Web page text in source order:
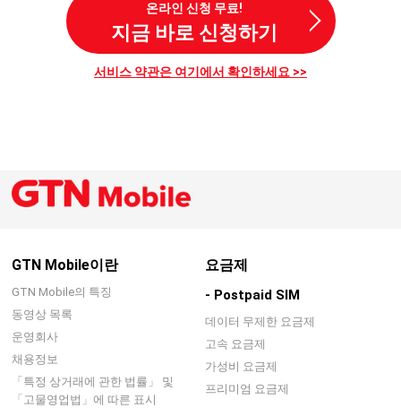
온라인 신청 무료!
지금 바로 신청하기
서비스 약관은 여기에서 확인하세요 >>
GTN Mobile이란
GTN Mobile의 특징
동영상 목록
운영회사
채용정보
「특정 상거래에 관한 법률」 및
「고물영업법」에 따른 표시
요금제
- Postpaid SIM
데이터 무제한 요금제
고속 요금제
가성비 요금제
프리미엄 요금제